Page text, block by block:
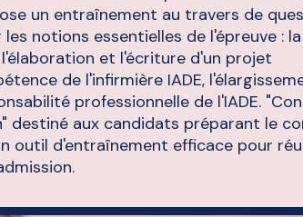
un entraînement au travers de
notions essentielles de l'épreuve : la
et l'écriture d'un projet
de l'infirmière IADE,
professionnelle de l'IADE.
destiné aux candidats préparant le
outil d'entraînement efficace pour